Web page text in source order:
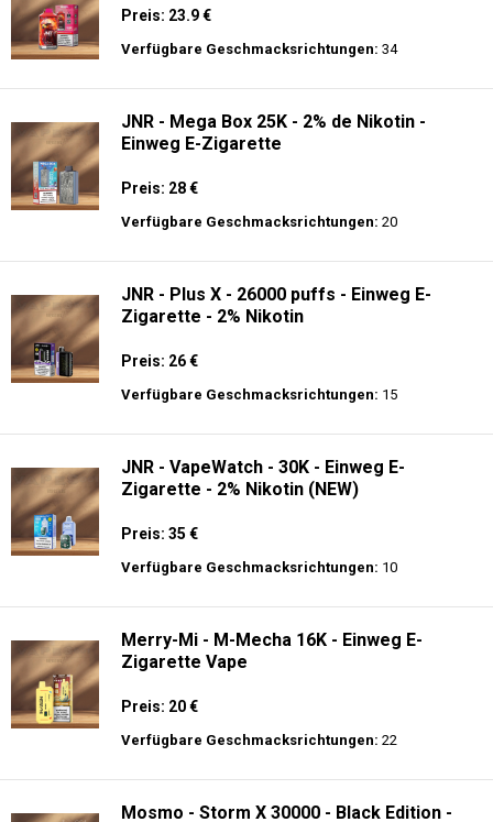
Preis: 23.9 €
Verfügbare Geschmacksrichtungen: 34
JNR - Mega Box 25K - 2% de Nikotin -
Einweg E-Zigarette
Preis: 28 €
Verfügbare Geschmacksrichtungen: 20
JNR - Plus X - 26000 puffs - Einweg E-
Zigarette - 2% Nikotin
Preis: 26 €
Verfügbare Geschmacksrichtungen: 15
JNR - VapeWatch - 30K - Einweg E-
Zigarette - 2% Nikotin (NEW)
Preis: 35 €
Verfügbare Geschmacksrichtungen: 10
Merry-Mi - M-Mecha 16K - Einweg E-
Zigarette Vape
Preis: 20 €
Verfügbare Geschmacksrichtungen: 22
Mosmo - Storm X 30000 - Black Edition -